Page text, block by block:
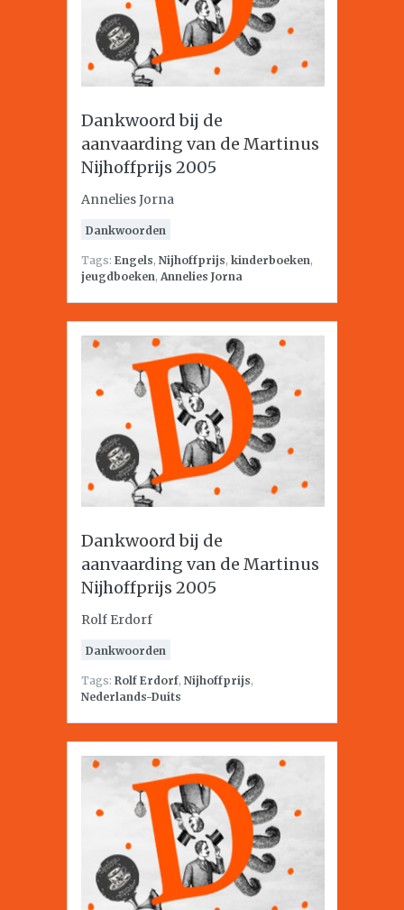
Dankwoord bij de
aanvaarding van de Martinus
Nijhoffprijs 2005
Annelies Jorna
Dankwoorden
Tags: Engels, Nijhoffprijs, kinderboeken,
jeugdboeken, Annelies Jorna
Dankwoord bij de
aanvaarding van de Martinus
Nijhoffprijs 2005
Rolf Erdorf
Dankwoorden
Tags: Rolf Erdorf, Nijhoffprijs,
Nederlands-Duits